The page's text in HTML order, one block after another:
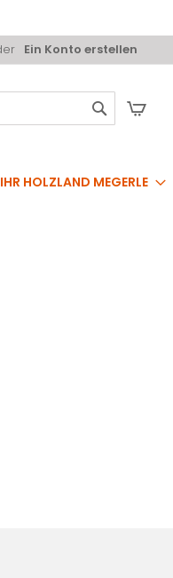
Ein Konto erstellen
IHR HOLZLAND MEGERLE